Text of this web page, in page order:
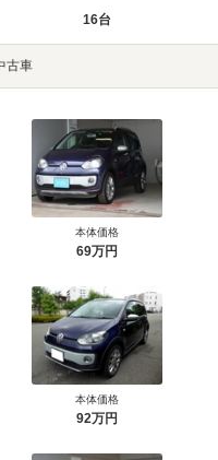
16台
古車
本体価格
69万円
本体価格
92万円